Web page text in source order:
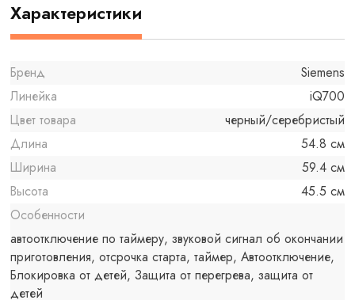
Характеристики
Бренд
Siemens
Линейка
iQ700
Цвет товара
черный/серебристый
Длина
54.8 см
Ширина
59.4 см
Высота
45.5 см
Особенности
автоотключение по таймеру, звуковой сигнал об окончании
приготовления, отсрочка старта, таймер, Автоотключение,
Блокировка от детей, Защита от перегрева, защита от
детей